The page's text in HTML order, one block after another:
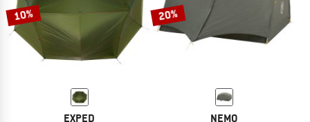
10%
EXPED
20%
NEMO